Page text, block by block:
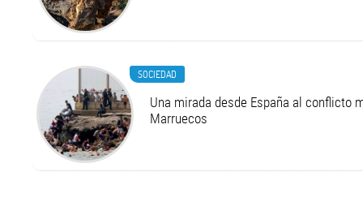
SOCIEDAD
Una mirada desde España al conflicto
Marruecos